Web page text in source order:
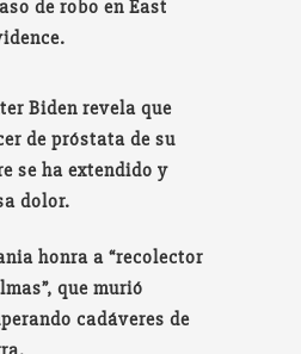
de robo en East
Biden revela que
de próstata de su
se ha extendido y
dolor.
honra a “recolector
que murió
cadáveres de